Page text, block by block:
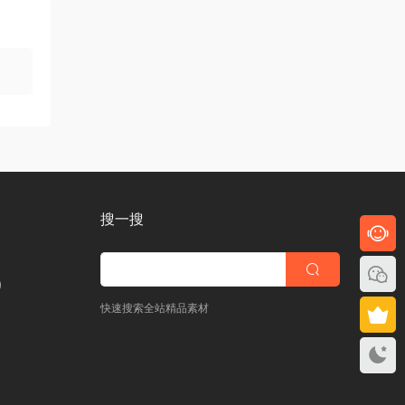
搜一搜
快速搜索全站精品素材